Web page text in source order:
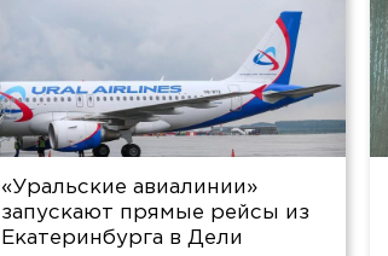
«Уральские авиалинии»
запускают прямые рейсы из
Екатеринбурга в Дели